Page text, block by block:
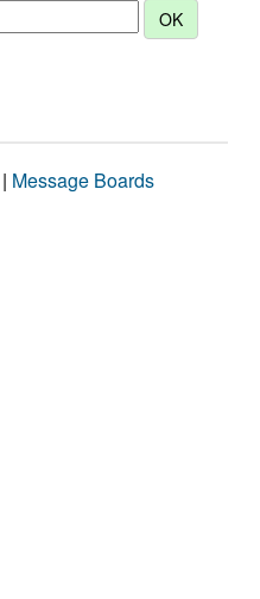
| Message Boards